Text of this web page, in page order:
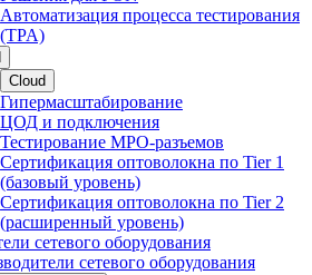
Автоматизация процесса тестирования
(TPA)
Cloud
Гипермасштабирование
ЦОД и подключения
Тестирование МРО-разъемов
Сертификация оптоволокна по Tier 1
(базовый уровень)
Сертификация оптоволокна по Tier 2
(расширенный уровень)
сетевого оборудования
сетевого оборудования